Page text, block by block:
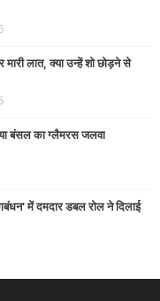
लात, क्या उन्हें शो छोड़ने से
बंसल का ग्लैमरस जलवा
में दमदार डबल रोल ने दिलाई